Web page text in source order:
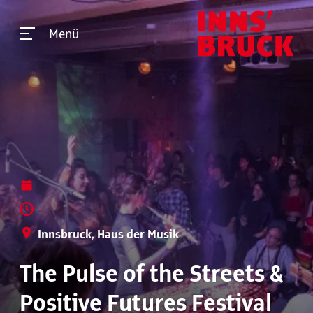
Menü
Innsbruck, Haus der Musik
The Pulse of the Streets &
Positive Futures Festival